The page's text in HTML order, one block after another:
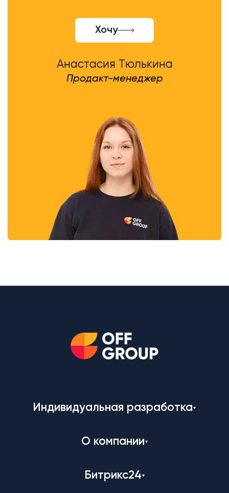
Хочу
Анастасия Тюлькина
Продакт-менеджер
Индивидуальная разработка
О компании
Битрикс24